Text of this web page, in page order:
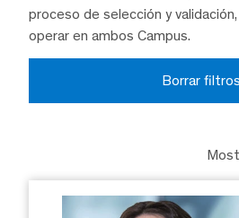
proceso de selección y
operar en ambos Campus.
Borrar filtros